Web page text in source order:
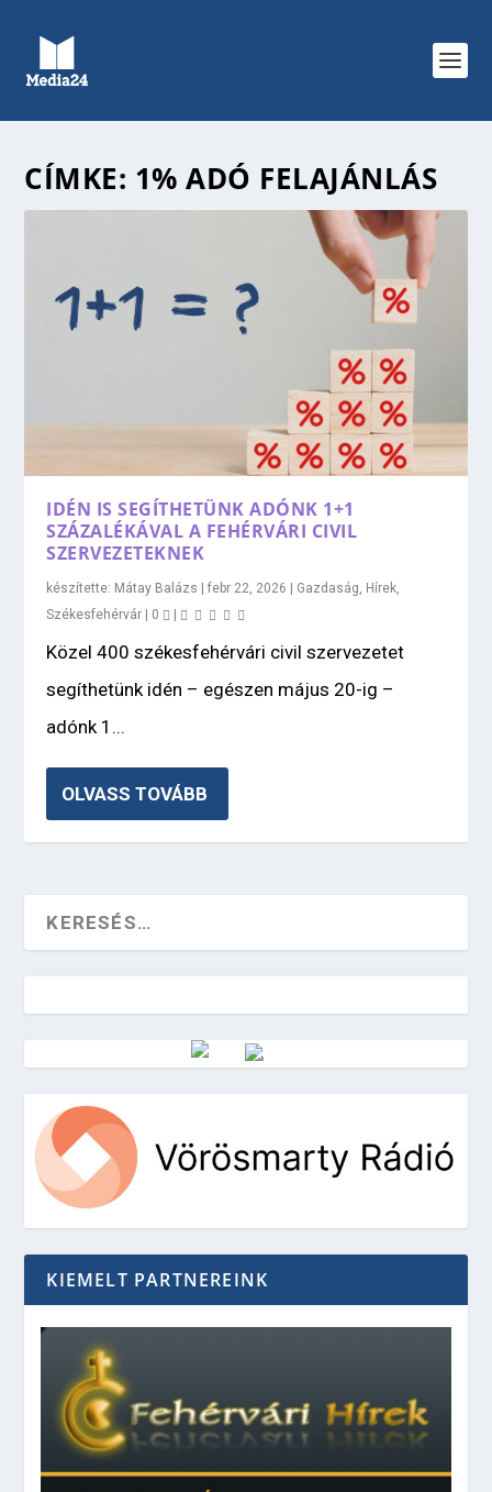
CÍMKE: 1% ADÓ FELAJÁNLÁS
IDÉN IS SEGÍTHETÜNK ADÓNK 1+1
SZÁZALÉKÁVAL A FEHÉRVÁRI CIVIL
SZERVEZETEKNEK
készítette: Mátay Balázs |febr 22, 2026 | Gazdaság Hírek
Székesfehérvár | 0 |
Közel 400 székesfehérvári civil szervezetet
segíthetünk idén – egészen május 20-ig –
adónk 1...
OLVASS TOVÁBB
Vörösmarty Rádió
KIEMELT PARTNEREINK